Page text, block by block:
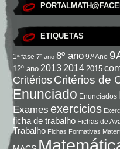
ETIQUETAS
1ª fase 7º ano 8º ano 9.º Ano
12º ano 2013 2014 2015
Critérios Critérios de
Enunciado Enunciados
Exames exercicios
ficha de trabalho Fichas de
Trabalho Fichas Formativas